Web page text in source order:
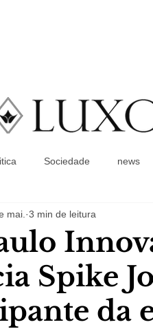
Sociedade news
Spike
da
mai. 3 min de leitura